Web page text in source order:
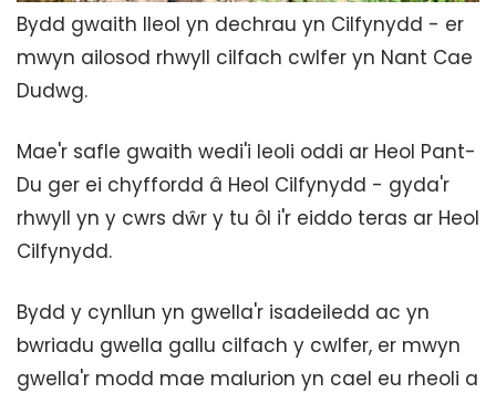
Bydd gwaith lleol yn dechrau yn Cilfynydd - er
mwyn ailosod rhwyll cilfach cwlfer yn Nant Cae
Dudwg.
Mae'r safle gwaith wedi'i leoli oddi ar Heol Pant-
Du ger ei chyffordd â Heol Cilfynydd - gyda'r
rhwyll yn y cwrs dŵr y tu ôl i'r eiddo teras ar Heol
Cilfynydd.
Bydd y cynllun yn gwella'r isadeiledd ac yn
bwriadu gwella gallu cilfach y cwlfer, er mwyn
gwella'r modd mae malurion yn cael eu rheoli a